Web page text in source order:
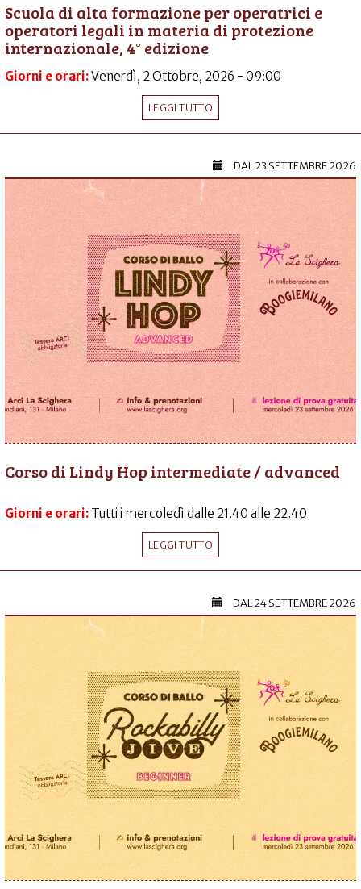
Scuola di alta formazione per operatrici e
operatori legali in materia di protezione
internazionale, 4° edizione
Giorni e orari:Venerdì, 2 Ottobre, 2026 - 09:00
LEGGI TUTTO
DAL23 SETTEMBRE 2026
Corso di Lindy Hop intermediate / advanced
Giorni e orari: Tutti i mercoledì dalle 21.40 alle 22.40
LEGGI TUTTO
DAL24 SETTEMBRE 2026